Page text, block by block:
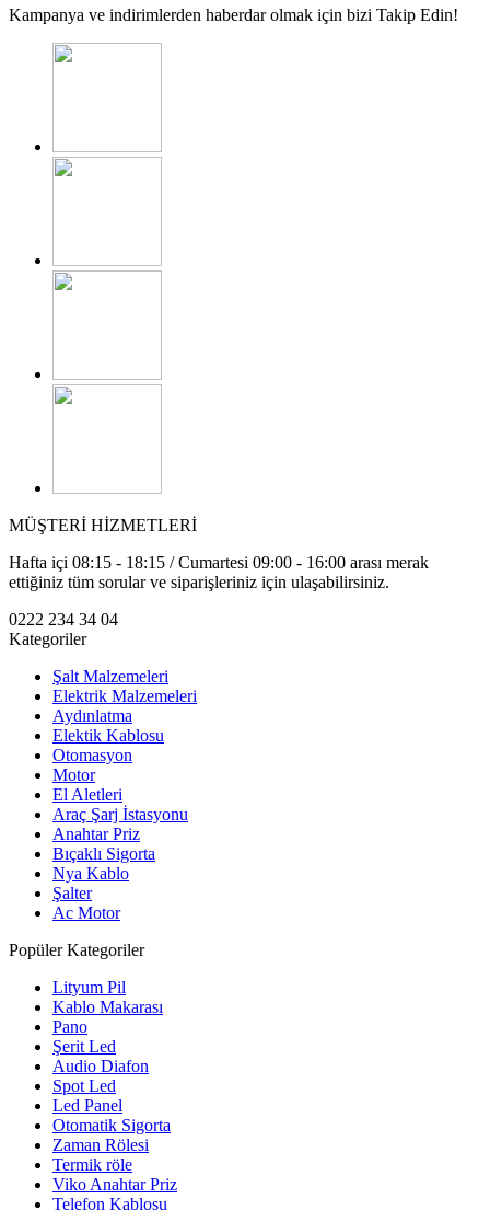
Kampanya ve indirimlerden haberdar olmak için bizi Takip Edin!
MÜŞTERİ HİZMETLERİ
Hafta içi 08:15 - 18:15 / Cumartesi 09:00 - 16:00 arası merak
ettiğiniz tüm sorular ve siparişleriniz için ulaşabilirsiniz.
0222 234 34 04
Kategoriler
Şalt Malzemeleri
Elektrik Malzemeleri
Aydınlatma
Elektik Kablosu
Otomasyon
Motor
El Aletleri
Araç Şarj İstasyonu
Anahtar Priz
Bıçaklı Sigorta
Nya Kablo
Şalter
Ac Motor
Popüler Kategoriler
Lityum Pil
Kablo Makarası
Pano
Şerit Led
Audio Diafon
Spot Led
Led Panel
Otomatik Sigorta
Zaman Rölesi
Termik röle
Viko Anahtar Priz
Telefon Kablosu